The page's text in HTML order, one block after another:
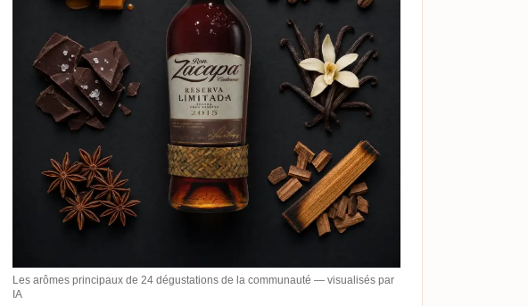
Les arômes principaux de 24 dégustations de la communauté — visualisés par
IA